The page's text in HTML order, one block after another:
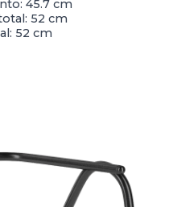
45.7 cm
52 cm
52 cm